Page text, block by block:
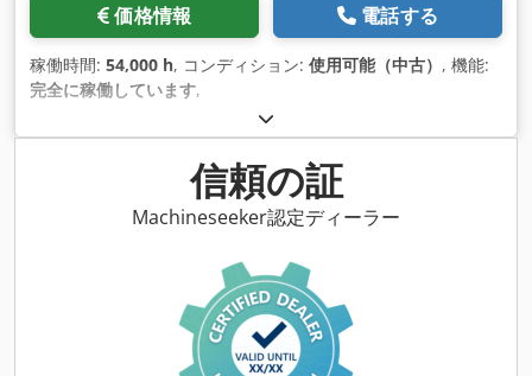
価格情報 電話する
稼働時間: 54,000 h, コンディション: 使用可能（中古） , 機能:
完全に稼働しています,
信頼の証
Machineseeker認定ディーラー